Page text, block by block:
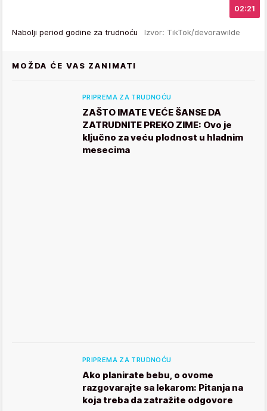
02:21
Nabolji period godine za trudnoću Izvor: TikTok/devorawilde
MOŽDA ĆE VAS ZANIMATI
PRIPREMA ZA TRUDNOĆU
ZAŠTO IMATE VEĆE ŠANSE DA
ZATRUDNITE PREKO ZIME: Ovo je
ključno za veću plodnost u hladnim
mesecima
PRIPREMA ZA TRUDNOĆU
Ako planirate bebu, o ovome
razgovarajte sa lekarom: Pitanja na
koja treba da zatražite odgovore